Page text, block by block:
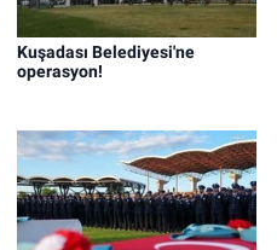
Kuşadası Belediyesi'ne
operasyon!